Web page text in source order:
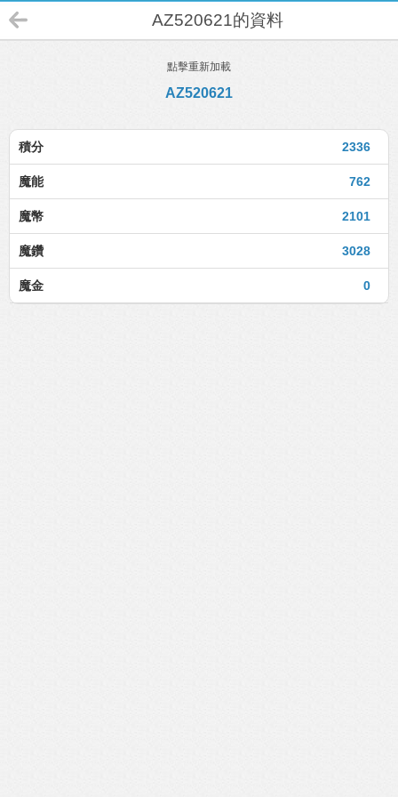
AZ520621的資料
點擊重新加載
AZ520621
2336
積分
762
魔能
2101
魔幣
3028
魔鑽
0
魔金